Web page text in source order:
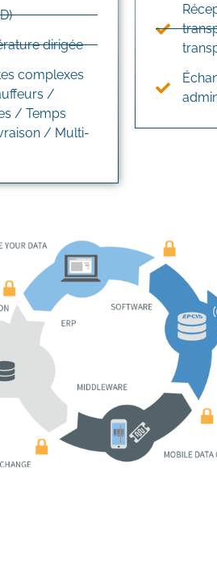
dirigée
complexes
/
/ Temps
/ Multi-